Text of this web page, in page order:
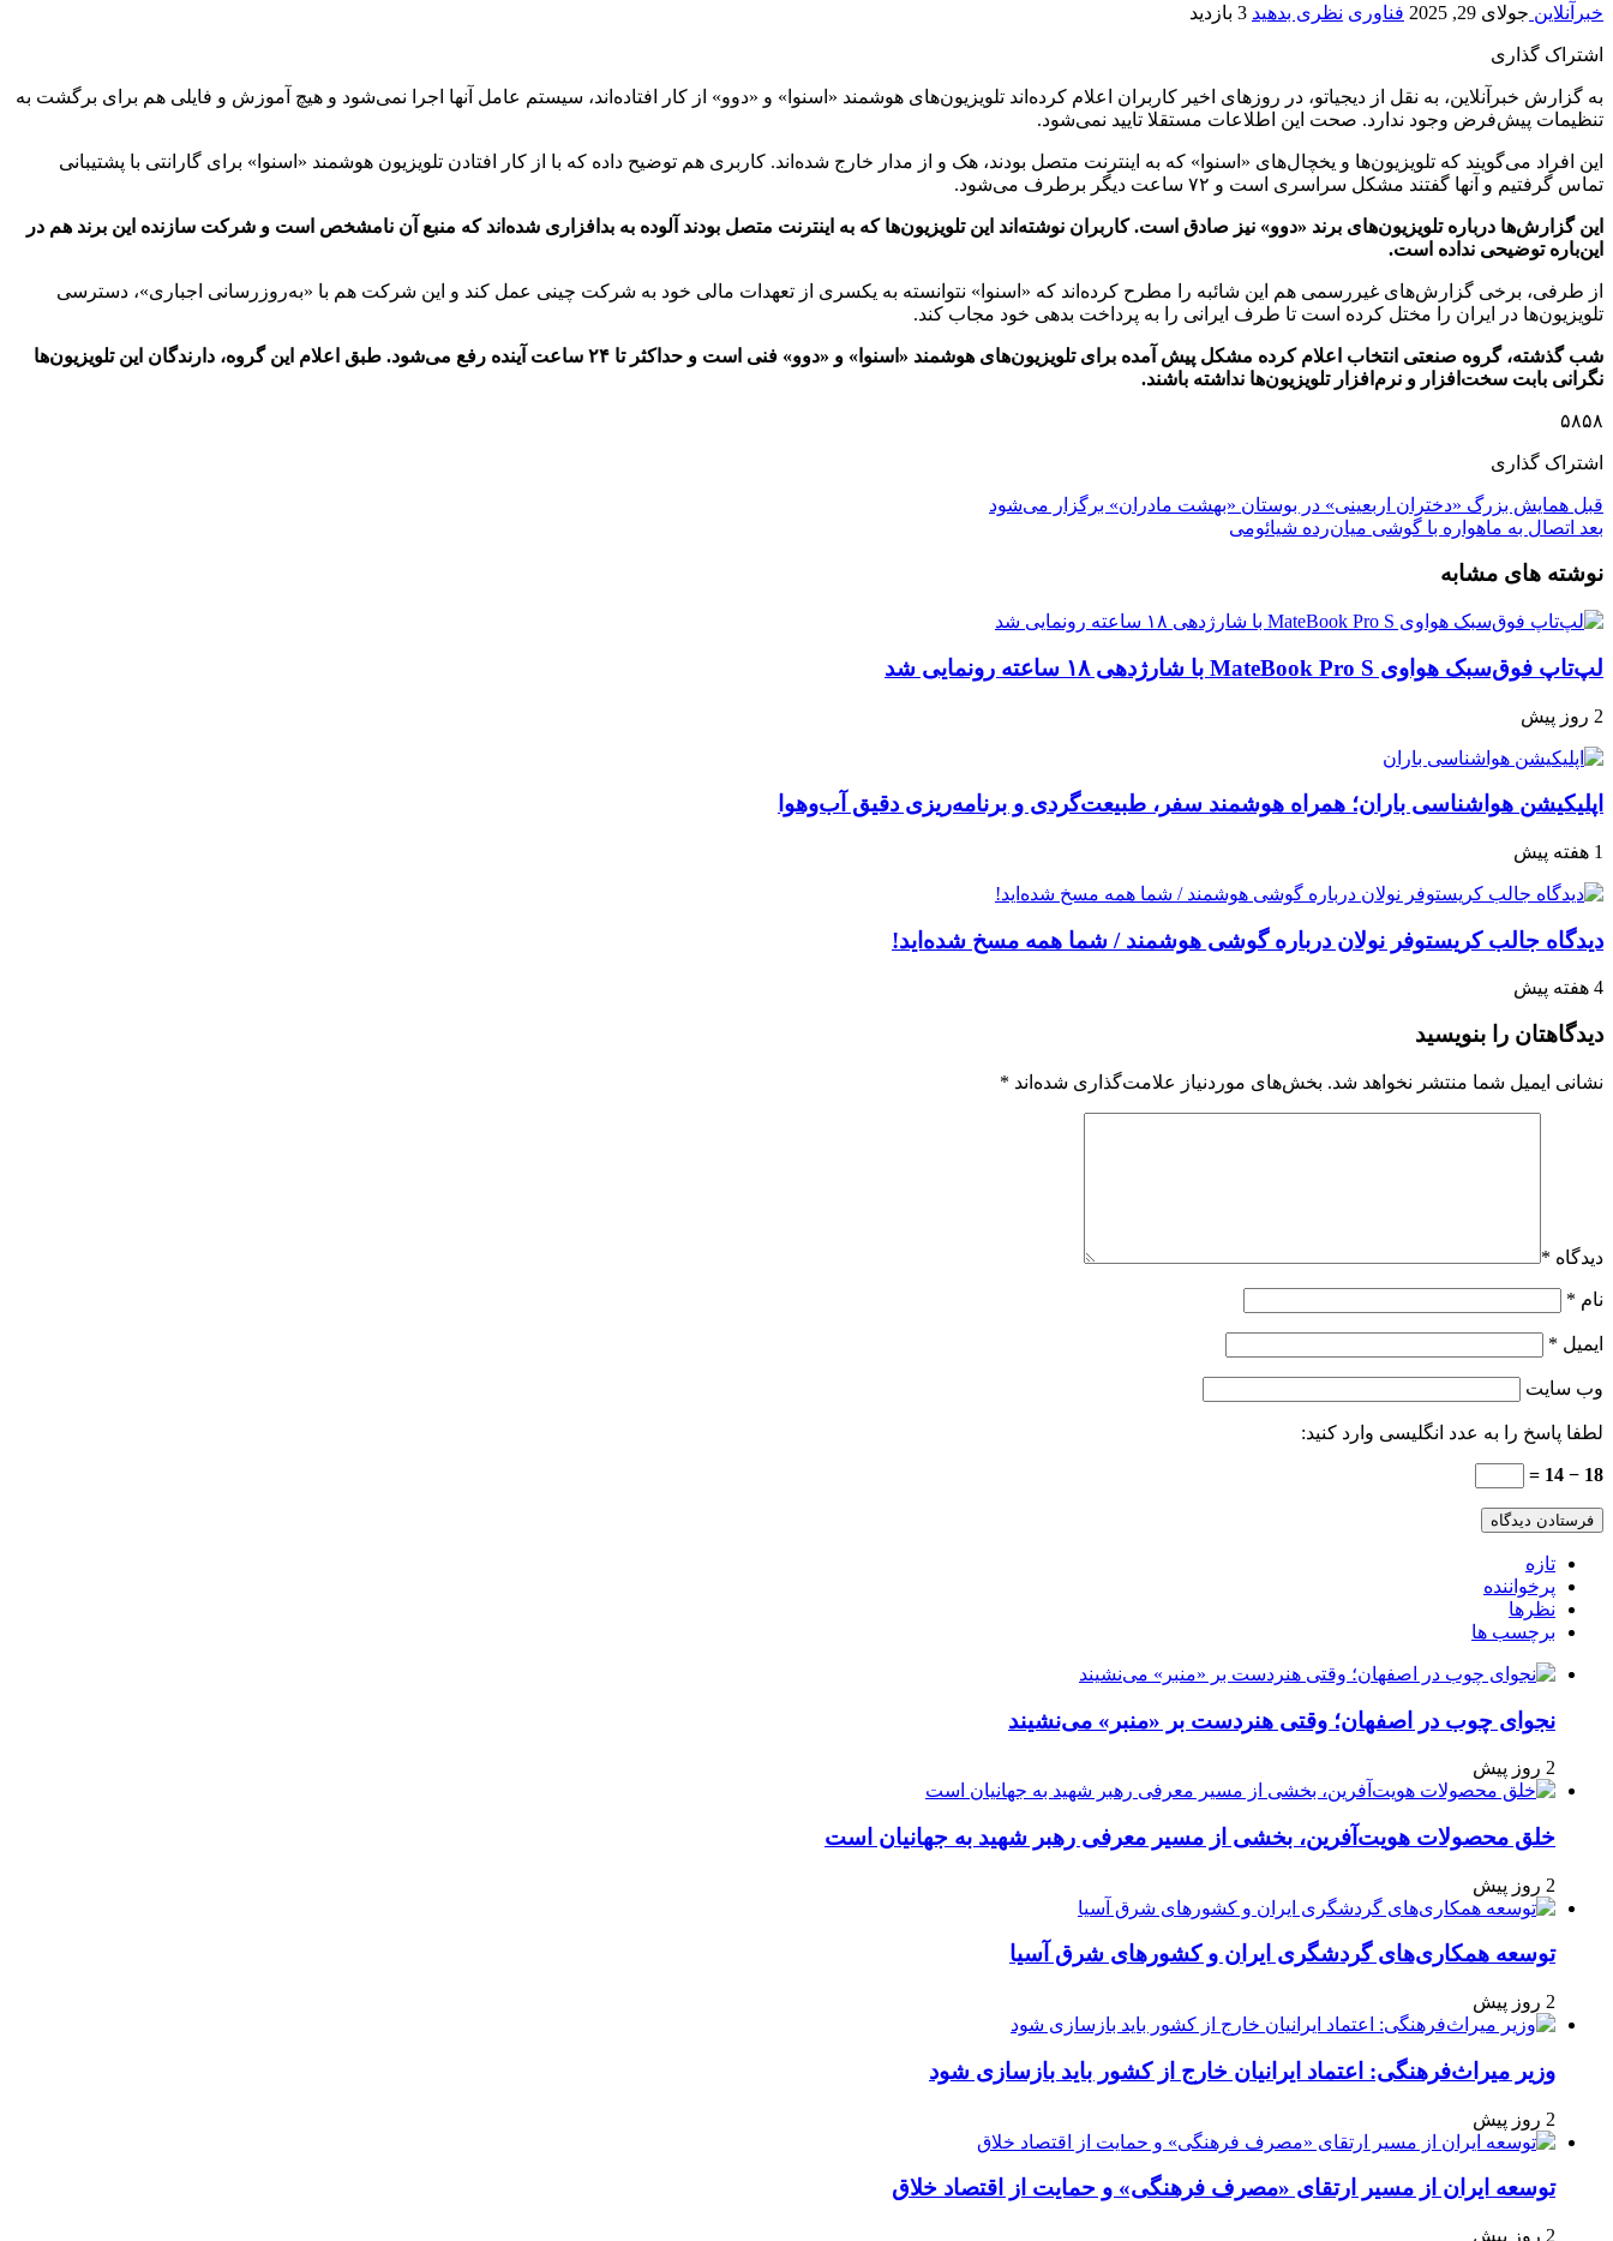
خبرآنلاین جولای 29, 2025 فناوری نظری بدهید 3 بازدید
اشتراک گذاری
به گزارش خبرآنلاین، به نقل از دیجیاتو، در روزهای اخیر کاربران اعلام کرده‌اند تلویزیون‌های هوشمند «اسنوا» و «دوو» از کار افتاده‌اند، سیستم عامل آنها اجرا نمی‌شود و هیچ آموزش و فایلی هم برای برگشت به
تنظیمات پیش‌فرض وجود ندارد. صحت این اطلاعات مستقلا تایید نمی‌شود.
این افراد می‌گویند که تلویزیون‌ها و یخچال‌های «اسنوا» که به اینترنت متصل بودند، هک و از مدار خارج شده‌اند. کاربری هم توضیح داده که با از کار افتادن تلویزیون هوشمند «اسنوا» برای گارانتی با پشتیبانی
تماس گرفتیم و آنها گفتند مشکل سراسری است و ۷۲ ساعت دیگر برطرف می‌شود.
این گزارش‌ها درباره تلویزیون‌های برند «دوو» نیز صادق است. کاربران نوشته‌اند این تلویزیون‌ها که به اینترنت متصل بودند آلوده به بدافزاری شده‌اند که منبع آن نامشخص است و شرکت سازنده این برند هم در
این‌باره توضیحی نداده است.
از طرفی، برخی گزارش‌های غیررسمی هم این شائبه را مطرح کرده‌اند که «اسنوا» نتوانسته به یکسری از تعهدات مالی خود به شرکت چینی عمل کند و این شرکت هم با «به‌روزرسانی اجباری»، دسترسی
تلویزیون‌ها در ایران را مختل کرده است تا طرف ایرانی را به پرداخت بدهی خود مجاب کند.
شب گذشته، گروه صنعتی انتخاب اعلام کرده مشکل پیش آمده برای تلویزیون‌های هوشمند «اسنوا» و «دوو» فنی است و حداکثر تا ۲۴ ساعت آینده رفع می‌شود. طبق اعلام این گروه، دارندگان این تلویزیون‌ها
نگرانی بابت سخت‌افزار و نرم‌افزار تلویزیون‌ها نداشته باشند.
۵۸۵۸
اشتراک گذاری
قبل همایش بزرگ «دختران اربعینی» در بوستان «بهشت مادران» برگزار می‌شود
بعد اتصال به ماهواره با گوشی‌ میان‌رده شیائومی
نوشته های مشابه
لپ‌تاپ فوق‌سبک هواوی MateBook Pro S با شارژدهی ۱۸ ساعته رونمایی شد
2 روز پیش
اپلیکیشن هواشناسی باران؛ همراه هوشمند سفر، طبیعت‌گردی و برنامه‌ریزی دقیق آب‌وهوا
1 هفته پیش
دیدگاه جالب کریستوفر نولان درباره گوشی هوشمند / شما همه مسخ‌ شده‌اید!
4 هفته پیش
دیدگاهتان را بنویسید
نشانی ایمیل شما منتشر نخواهد شد. بخش‌های موردنیاز علامت‌گذاری شده‌اند *
دیدگاه *
نام *
ایمیل *
وب‌ سایت
لطفا پاسخ را به عدد انگلیسی وارد کنید:
18 − 14 =
تازه
پرخواننده
نظرها
برچسب ها
نجوای چوب در اصفهان؛ وقتی هنردست بر «منبر» می‌نشیند
2 روز پیش
خلق محصولات هویت‌آفرین، بخشی از مسیر معرفی رهبر شهید به جهانیان است
2 روز پیش
توسعه همکاری‌های گردشگری ایران و کشورهای شرق آسیا
2 روز پیش
وزیر میراث‌فرهنگی: اعتماد ایرانیان خارج از کشور باید بازسازی شود
2 روز پیش
توسعه ایران از مسیر ارتقای «مصرف فرهنگی» و حمایت از اقتصاد خلاق
2 روز پیش